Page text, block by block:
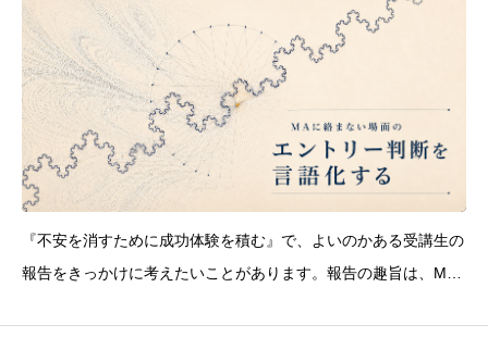
『不安を消すために成功体験を積む』で、よいのかある受講生の
報告をきっかけに考えたいことがあります。報告の趣旨は、MA